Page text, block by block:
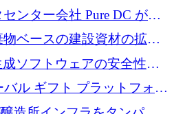
獲得
ンター会社 Pure DC が欧
27 億ドルを確保
ベースの建設資材の拡大
資ソフトウェアの安全性を
万ドルを調達
バル ギフト プラットフォー
500 万ドルを調達